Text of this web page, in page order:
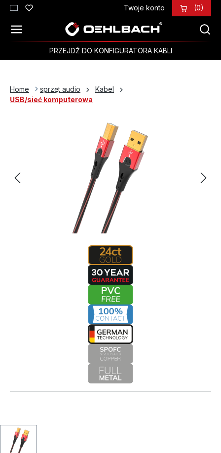
Przejdź do głównej zawartości Twoje konto (0)
PRZEJDŹ DO KONFIGURATORA KABLI
Home sprzęt audio
Kabel
USB/sieć komputerowa